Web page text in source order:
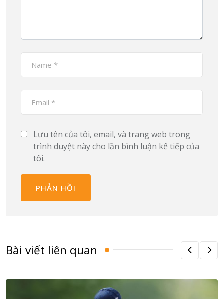
Lưu tên của tôi, email, và trang web trong
trình duyệt này cho lần bình luận kế tiếp của
tôi.
Bài viết liên quan